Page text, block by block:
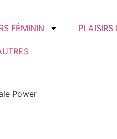
FÉMININ
Power